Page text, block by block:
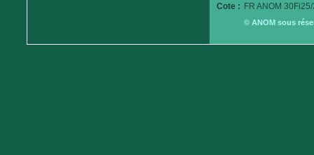
Cote : FR ANOM
© ANOM sous